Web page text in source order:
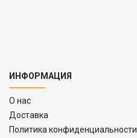
ИНФОРМАЦИЯ
O нас
Доставка
Политика конфиденциальности